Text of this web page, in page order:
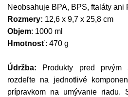
Neobsahuje BPA, BPS, ftaláty ani
Rozmery: 12,6 x 9,7 x 25,8 cm
Objem: 1000 ml
Hmotnosť: 470 g
Údržba: Produkty pred
rozdeľte na jednotlivé
prípravkom na umývanie riadu.